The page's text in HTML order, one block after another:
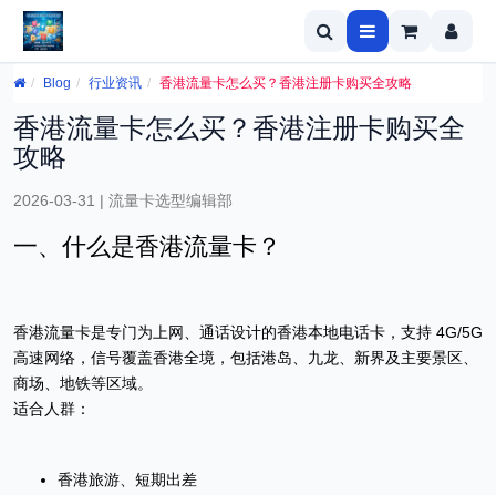
Blog 行业资讯 香港流量卡怎么买？香港注册卡购买全攻略
香港流量卡怎么买？香港注册卡购买全
攻略
2026-03-31 | 流量卡选型编辑部
一、什么是香港流量卡？
香港流量卡是专门为上网、通话设计的香港本地电话卡，支持 4G/5G
高速网络，信号覆盖香港全境，包括港岛、九龙、新界及主要景区、
商场、地铁等区域。
适合人群：
香港旅游、短期出差